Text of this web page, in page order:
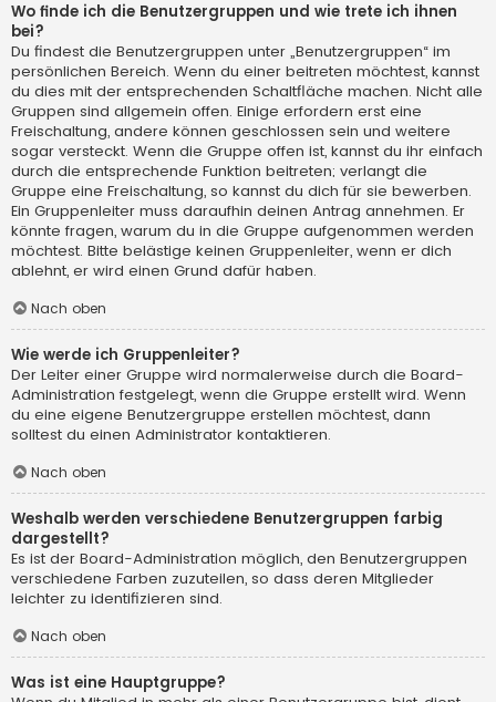
Wo finde ich die Benutzergruppen und wie trete ich ihnen
bei?
Du findest die Benutzergruppen unter „Benutzergruppen“ im
persönlichen Bereich. Wenn du einer beitreten möchtest, kannst
du dies mit der entsprechenden Schaltfläche machen. Nicht alle
Gruppen sind allgemein offen. Einige erfordern erst eine
Freischaltung, andere können geschlossen sein und weitere
sogar versteckt. Wenn die Gruppe offen ist, kannst du ihr einfach
durch die entsprechende Funktion beitreten; verlangt die
Gruppe eine Freischaltung, so kannst du dich für sie bewerben.
Ein Gruppenleiter muss daraufhin deinen Antrag annehmen. Er
könnte fragen, warum du in die Gruppe aufgenommen werden
möchtest. Bitte belästige keinen Gruppenleiter, wenn er dich
ablehnt, er wird einen Grund dafür haben.
Nach oben
Wie werde ich Gruppenleiter?
Der Leiter einer Gruppe wird normalerweise durch die Board-
Administration festgelegt, wenn die Gruppe erstellt wird. Wenn
du eine eigene Benutzergruppe erstellen möchtest, dann
solltest du einen Administrator kontaktieren.
Nach oben
Weshalb werden verschiedene Benutzergruppen farbig
dargestellt?
Es ist der Board-Administration möglich, den Benutzergruppen
verschiedene Farben zuzuteilen, so dass deren Mitglieder
leichter zu identifizieren sind.
Nach oben
Was ist eine Hauptgruppe?